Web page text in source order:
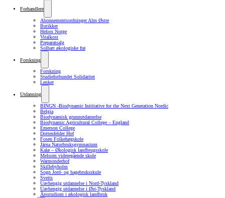
Forhandlere
Abonnementsordninger Alm Østre
Butikker
Helios Norge
Vitalkost
Preparatsalg
Solhatt økologiske frø
Forskning
Forskning
Studieforbundet Solidaritet
Lenker
Utdanning
BINGN -Biodynamic Inititative for the Next Generation Nordic
Belgia
Biodynamisk grunnutdannelse
Biodynamic Agricultural College – England
Emerson College
Dottenfelder Hof
Fosen Folkehøgskole
Järna Naturbruksgymnasium
Kalø – Økologisk landbrugsskole
Melsom videregående skole
Warmonderhof
Skillebyholm
Sogn Jord- og hagebruksskule
Sveits
Uavhengig utdannelse i Nord-Tyskland
Uavhengig utdannelse i Øst-Tyskland
Årsstudium i økologisk landbruk